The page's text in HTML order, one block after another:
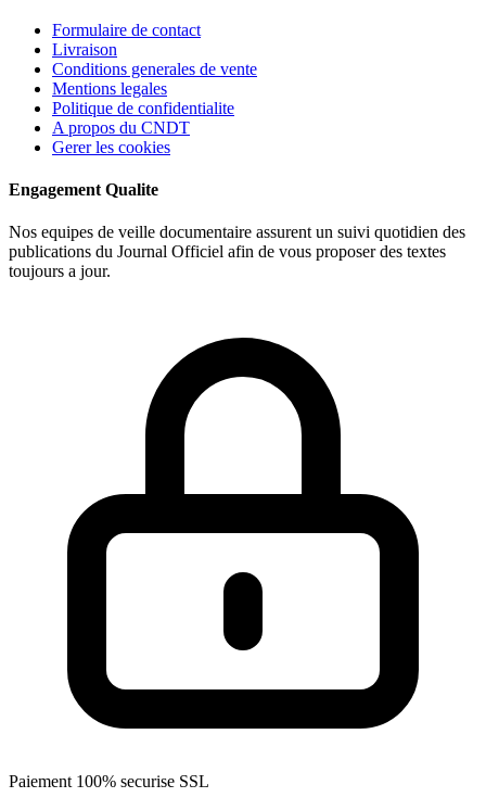
Formulaire de contact
Livraison
Conditions generales de vente
Mentions legales
Politique de confidentialite
A propos du CNDT
Gerer les cookies
Engagement Qualite
Nos equipes de veille documentaire assurent un suivi quotidien des
publications du Journal Officiel afin de vous proposer des textes
toujours a jour.
Paiement 100% securise SSL